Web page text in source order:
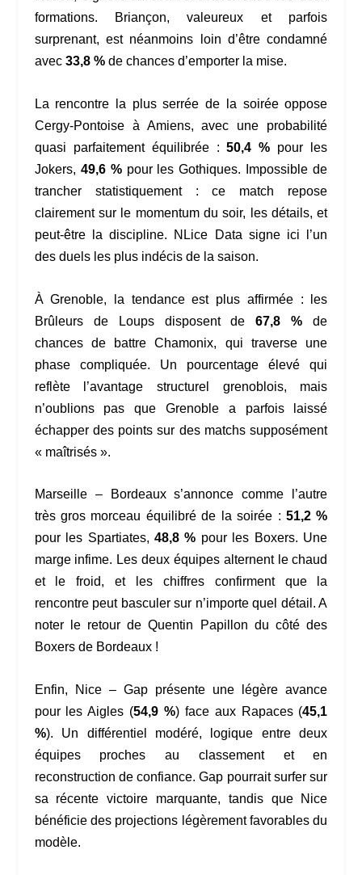
formations. Briançon, valeureux et parfois
surprenant, est néanmoins loin d’être condamné
avec 33,8 %de chances d’emporter la mise.
La rencontre la plus serrée de la soirée oppose
Cergy-Pontoise à Amiens, avec une probabilité
quasi parfaitement équilibrée :50,4 % pour les
Jokers, 49,6 %pour les Gothiques. Impossible de
trancher statistiquement : ce match repose
clairement sur le momentum du soir, les détails, et
peut-être la discipline. NLice Data signe ici l’un
des duels les plus indécis de la saison.
À Grenoble, la tendance est plus affirmée : les
Brûleurs de Loups disposent de67,8 % de
chances de battre Chamonix, qui traverse une
phase compliquée. Un pourcentage élevé qui
reflète l’avantage structurel grenoblois, mais
n’oublions pas que Grenoble a parfois laissé
échapper des points sur des matchs supposément
« maîtrisés ».
Marseille – Bordeaux s’annonce comme l’autre
très gros morceau équilibré de la soirée : 51,2 %
pour les Spartiates,48,8 % pour les Boxers. Une
marge infime. Les deux équipes alternent le chaud
et le froid, et les chiffres confirment que la
rencontre peut basculer sur n’importe quel détail. A
noter le retour de Quentin Papillon du côté des
Boxers de Bordeaux !
Enfin, Nice – Gap présente une légère avance
pour les Aigles (54,9 %) face aux Rapaces (45,1
%). Un différentiel modéré, logique entre deux
équipes proches au classement et en
reconstruction de confiance. Gap pourrait surfer sur
sa récente victoire marquante, tandis que Nice
bénéficie des projections légèrement favorables du
modèle.